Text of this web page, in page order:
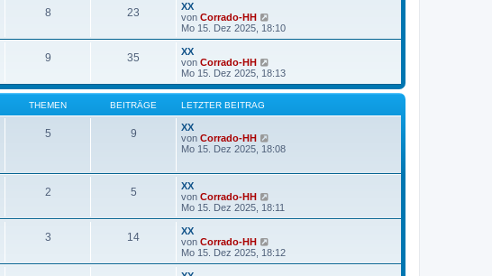
g
e
i
g
t
e
i
t
8 23
XX
von Corrado-HH
e
u
t
r
e
r
Mo 15. Dez 2025, 18:10
9 35
XX
von Corrado-HH
e
u
e
t
B
a
g
Mo 15. Dez 2025, 18:13
THEMEN BEITRÄGE LETZTER BEITRAG
5 9
XX
von Corrado-HH
e
e
r
B
t
r
Mo 15. Dez 2025, 18:08
2 5
XX
von Corrado-HH
e
u
t
Mo 15. Dez 2025, 18:11
3 14
XX
von Corrado-HH
e
u
Mo 15. Dez 2025, 18:12